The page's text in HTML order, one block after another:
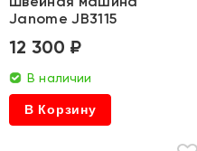
Janome JB3115
12 300 ₽
В наличии
В Корзину